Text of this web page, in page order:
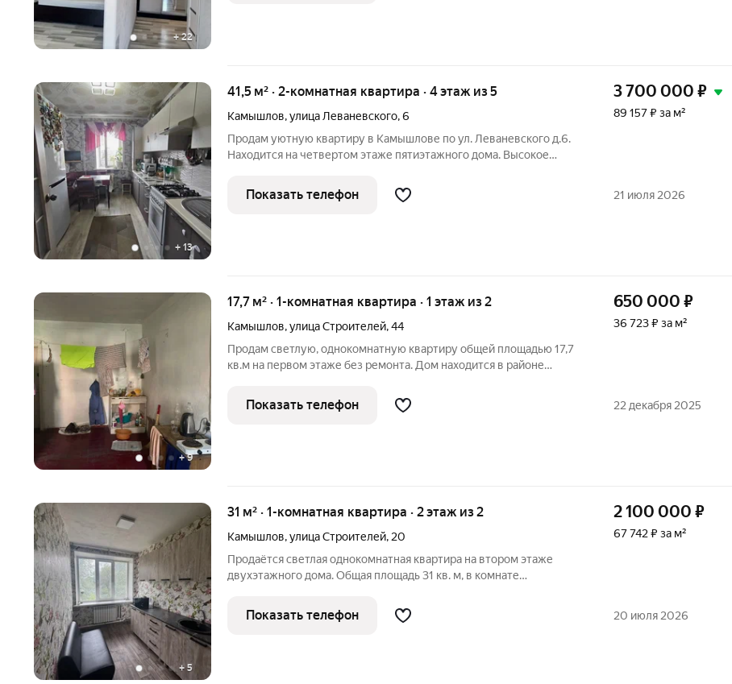
+22
+ 13
41,5 м² · 2-комнатная квартира · 4 этаж из 5
Камышлов,улица Леваневского,6
Продам уютную квартиру в Камышлове по ул. Леваневского д.6.
Находится на четвертом этаже пятиэтажного дома. Высокое
освещённость. Удобная планировка : комнаты выходят на разные
стороны дома. В
3 700 000 ₽
89 157 ₽ за м²
Показать телефон 21 июля 2026
+9
17,7 м² · 1-комнатная квартира · 1 этаж из 2
Камышлов,улица Строителей,44
Продам светлую, однокомнатную квартиру общей площадью 17,7
кв.м на первом этаже без ремонта. Дом находится в районе
стены побелены, пол деревянный. Общая кухня находится через
стенку (есть
650 000 ₽
36 723 ₽ за м²
Показать телефон 22 декабря 2025
+5
31 м² · 1-комнатная квартира · 2 этаж из 2
Камышлов,улица Строителей, 20
Продаётся светлая однокомнатная квартира на втором этаже
двухэтажного дома. Общая площадь 31 кв. м, в комнате
Установлены пластиковые окна с хорошей тепло- и
звукоизоляцией. Квартира с чистовой
2 100 000 ₽
67 742 ₽ за м²
Показать телефон 20 июля 2026